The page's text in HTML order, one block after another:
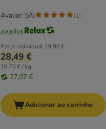
Preço individual 29,98 €
28,49 €
16,76 € / kg
27,07 €
Avaliar: 5/5 (1)
Adicionar ao carrinho